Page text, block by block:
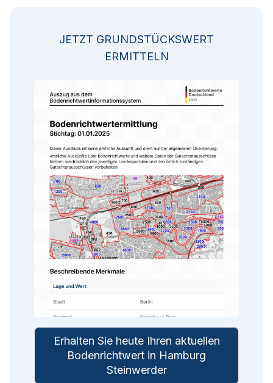
JETZT GRUNDSTÜCKSWERT
ERMITTELN
Erhalten Sie heute Ihren aktuellen
Bodenrichtwert in Hamburg
Steinwerder